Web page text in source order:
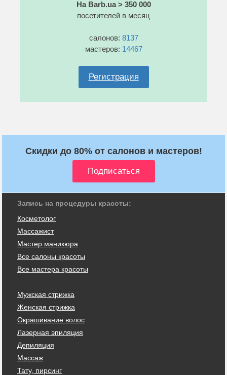
На Barb.ua > 350 000
посетителей в месяц
салонов: 8137
мастеров: 14467
Регистрация
Скидки до 80% от салонов и мастеров!
Запись на процедуры красоты:
Косметолог
Массажист
Мастер маникюра
Все салоны красоты
Все мастера красоты
Мужская стрижка
Женская стрижка
Окрашивание волос
Лазерная эпиляция
Депиляция
Массаж
Тату, пирсинг